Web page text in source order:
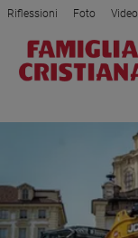
Attualità
Economia
Legalità
e
Riflessioni Foto Video
Privacy Policy Chi siamo
Registrati Redazione